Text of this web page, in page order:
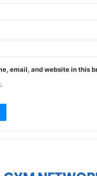
email, and website in this